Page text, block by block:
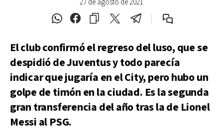
27 de agosto de 2021
El club confirmó el regreso del luso, que se
despidió de Juventus y todo parecía
indicar que jugaría en el City, pero hubo un
golpe de timón en la ciudad. Es la segunda
gran transferencia del año tras la de Lionel
Messi al PSG.